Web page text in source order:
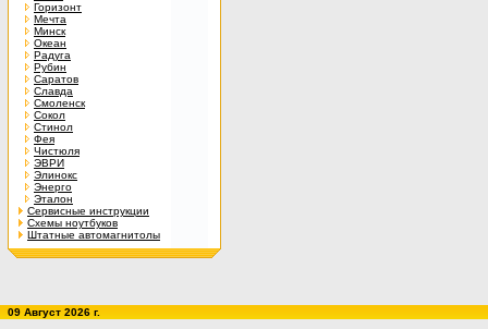
Горизонт
Мечта
Минск
Океан
Радуга
Рубин
Саратов
Славда
Смоленск
Сокол
Стинол
Фея
Чистюля
ЭВРИ
Элинокс
Энерго
Эталон
Сервисные инструкции
Схемы ноутбуков
Штатные автомагнитолы
09 Август 2026 г.